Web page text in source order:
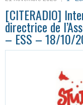
[CITERADIO]
directrice de
– ESS – 18/10/